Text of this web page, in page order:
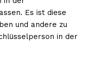
Es ist diese
und andere zu
in der